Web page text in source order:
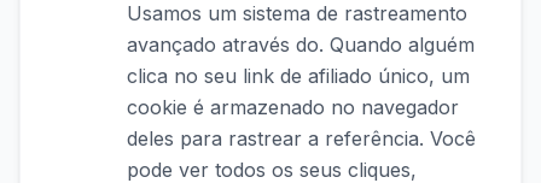
Usamos um sistema de rastreamento
avançado através do. Quando alguém
clica no seu link de afiliado único, um
cookie é armazenado no navegador
deles para rastrear a referência. Você
pode ver todos os seus cliques,